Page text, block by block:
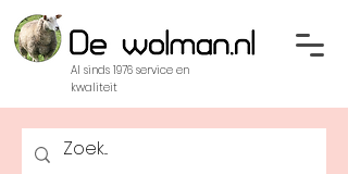
Al sinds 1976 service en
kwaliteit